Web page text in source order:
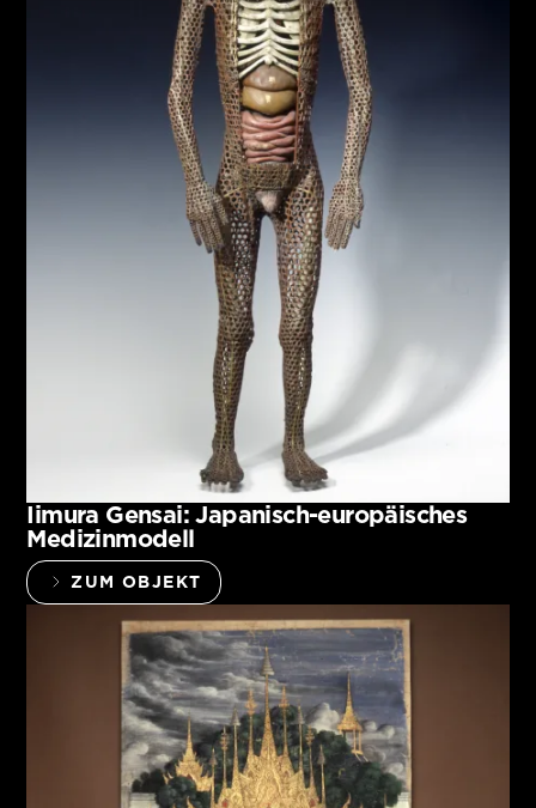
Iimura Gensai: Japanisch-europäisches
Medizinmodell
ZUM OBJEKT